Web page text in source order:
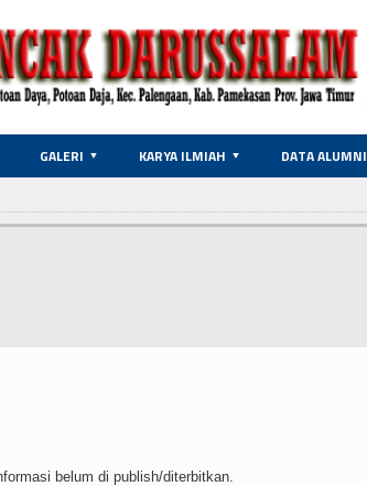
GALERI KARYA ILMIAH DATA ALUMNI
belum di publish/diterbitkan.